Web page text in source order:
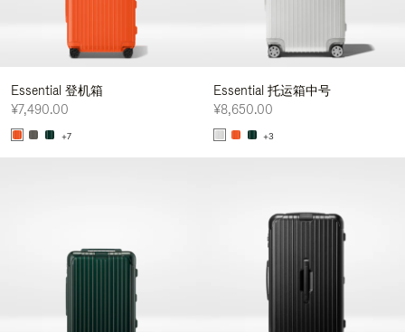
Essential 登机箱
¥7,490.00
+7
Essential 托运箱中号
¥8,650.00
+3